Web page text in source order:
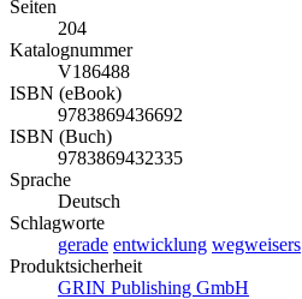
Seiten
204
Katalognummer
V186488
ISBN (eBook)
9783869436692
ISBN (Buch)
9783869432335
Sprache
Deutsch
Schlagworte
gerade entwicklung wegweisers
Produktsicherheit
GRIN Publishing GmbH